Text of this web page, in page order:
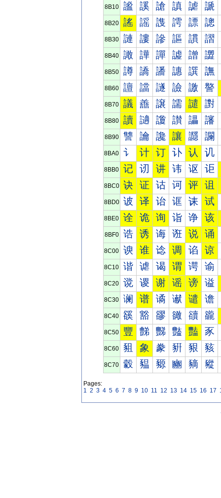
8B10 謐 謑 謒 謓 謔 謕
8B20 謠 謡 謢 謣 謤 謥
8B30 謰 謱 謲 謳 謴 謵
8B40 譀 譁 譂 譃 譄 譅
8B50 譐 譑 譒 譓 譔 譕
8B60 譠 譡 譢 譣 譤 譥
8B70 議 譱 譲 譳 譴 譵
8B80 讀 讁 讂 讃 讄 讅
8B90 讐 讑 讒 讓 讔 讕
8BA0 讠 计 订 讣 认 讥
8BB0 记 讱 讲 讳 讴 讵
8BC0 诀 证 诂 诃 评 诅
8BD0 诐 译 诒 诓 诔 试
8BE0 诠 诡 询 诣 诤 该
8BF0 诰 诱 诲 诳 说 诵
8C00 谀 谁 谂 调 谄 谅
8C10 谐 谑 谒 谓 谔 谕
8C20 谠 谡 谢 谣 谤 谥
8C30 谰 谱 谲 谳 谴 谵
8C40 豀 豁 豂 豃 豄 豅
8C50 豐 豑 豒 豓 豔 豕
8C60 豠 象 豢 豣 豤 豥
8C70 豰 豱 豲 豳 豴 豵
Pages:
1 2 3 4 5 6 7 8 9 10 11 12 13 14 15 16 17